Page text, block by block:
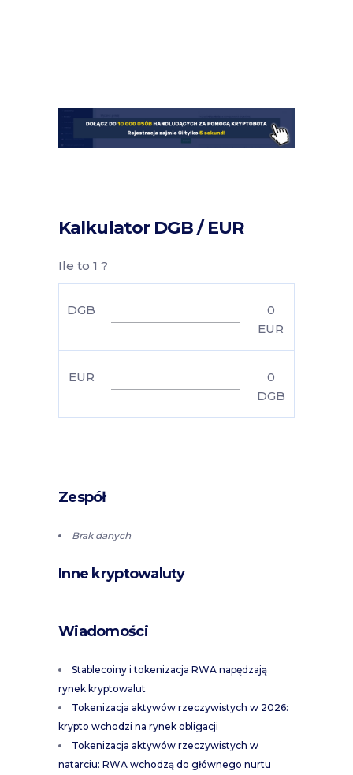
Kalkulator DGB / EUR
Ile to 1 ?
DGB
0
EUR
EUR
0
DGB
Zespół
Brak danych
Inne kryptowaluty
Wiadomości
Stablecoiny i tokenizacja RWA napędzają
rynek kryptowalut
Tokenizacja aktywów rzeczywistych w 2026:
krypto wchodzi na rynek obligacji
Tokenizacja aktywów rzeczywistych w
natarciu: RWA wchodzą do głównego nurtu